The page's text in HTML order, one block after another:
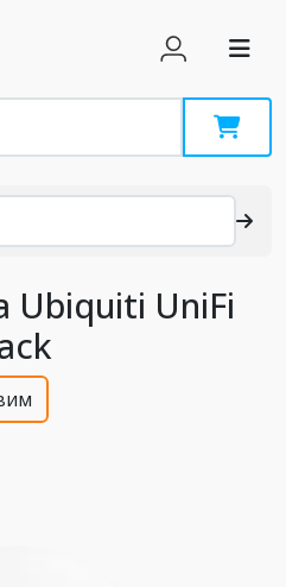
Ubiquiti UniFi